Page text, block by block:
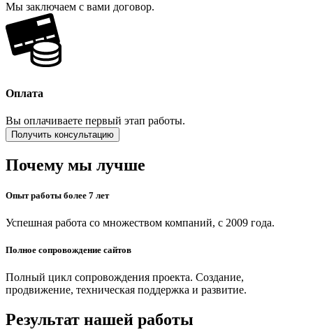
Мы заключаем с вами договор.
Оплата
Вы оплачиваете первый этап работы.
Получить консультацию
Почему мы лучше
Опыт работы более 7 лет
Успешная работа со множеством компаний, с 2009 года.
Полное сопровождение сайтов
Полный цикл сопровождения проекта. Создание,
продвижение, техническая поддержка и развитие.
Результат нашей работы